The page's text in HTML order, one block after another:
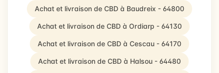
Achat et livraison de CBD à Baudreix - 64800
Achat et livraison de CBD à Ordiarp - 64130
Achat et livraison de CBD à Cescau - 64170
Achat et livraison de CBD à Halsou - 64480